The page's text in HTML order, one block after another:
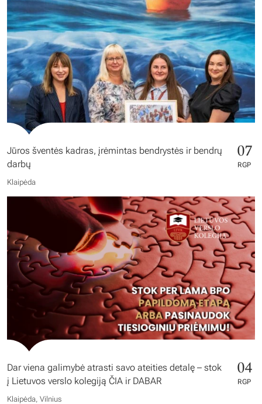
Jūros šventės kadras, įrėmintas bendrystės ir bendrų
darbų
07
RGP
Klaipėda
Dar viena galimybė atrasti savo ateities detalę – stok
į Lietuvos verslo kolegiją ČIA ir DABAR
04
RGP
Klaipėda, Vilnius